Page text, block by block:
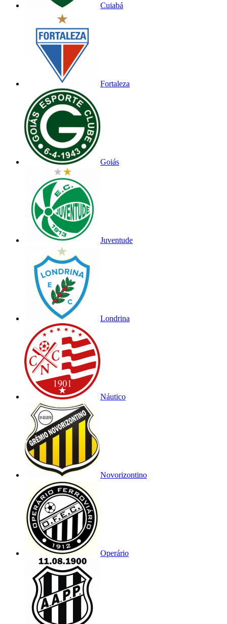
Cuiabá
Fortaleza
Goiás
Juventude
Londrina
Náutico
Novorizontino
Operário